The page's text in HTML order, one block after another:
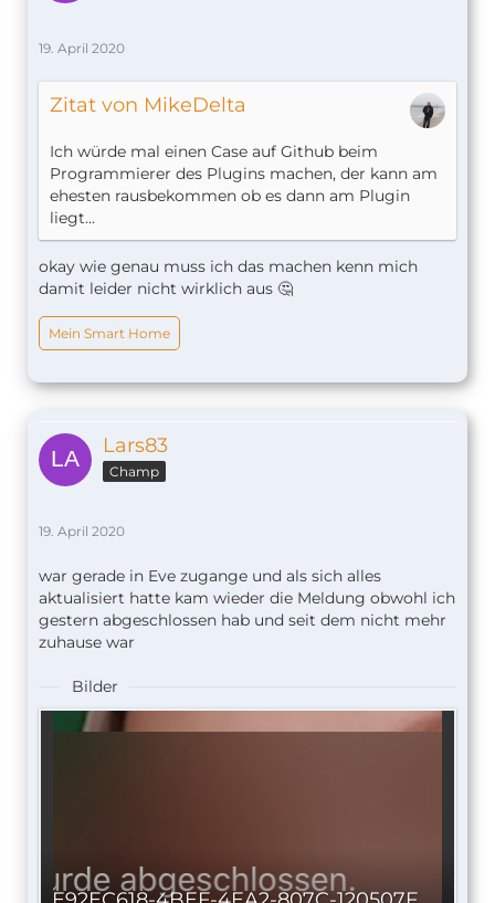
19. April 2020
Zitat von MikeDelta
Ich würde mal einen Case auf Github beim
Programmierer des Plugins machen, der kann am
ehesten rausbekommen ob es dann am Plugin
liegt...
okay wie genau muss ich das machen kenn mich
damit leider nicht wirklich aus 🤔
Mein Smart Home
Lars83
Champ
19. April 2020
war gerade in Eve zugange und als sich alles
aktualisiert hatte kam wieder die Meldung obwohl ich
gestern abgeschlossen hab und seit dem nicht mehr
zuhause war
Bilder